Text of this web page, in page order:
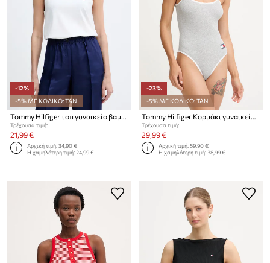
-12%
-5% ΜΕ ΚΩΔΙΚΟ: TAN
Tommy Hilfiger τοπ γυναικείο βαμβακερό
Τρέχουσα τιμή:
21,99 €
Αρχική τιμή:34,90 €
Η χαμηλότερη τιμή:24,99 €
-23%
-5% ΜΕ ΚΩΔΙΚΟ: TAN
Tommy Hilfiger Κορμάκι γυναικείο με βαμβάκι
Τρέχουσα τιμή:
29,99 €
Αρχική τιμή:59,90 €
Η χαμηλότερη τιμή:38,99 €